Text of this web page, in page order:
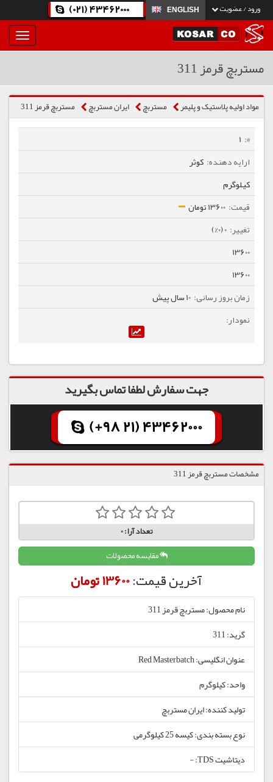
ورود / عضویت ENGLISH
(021) 43462000
بار
و
مستربچ قرمز 311
مواد اولیه پلاستیک و پلیمر مستربچ ایران مستربچ مستربچ قرمز 311
1
کوثر
کیلوگرم
13600 تومان
0 (0%)
13600
13600
10 سال پیش
جهت سفارش لطفا تماس بگیرید
(+98 21) 43462000
مشخصات مستربچ قرمز 311
تعداد آرا:0
مقایسه محصولات
آخرین قیمت:13600 تومان
نام محصول: مستربچ قرمز 311
گرید: 311
عنوان انگلیسی: Red Masterbatch
واحد: کیلوگرم
تولید کننده: ایران مستربچ
نوع بسته بندی: کیسه 25 کیلوگرمی
دیتاشیت TDS: -